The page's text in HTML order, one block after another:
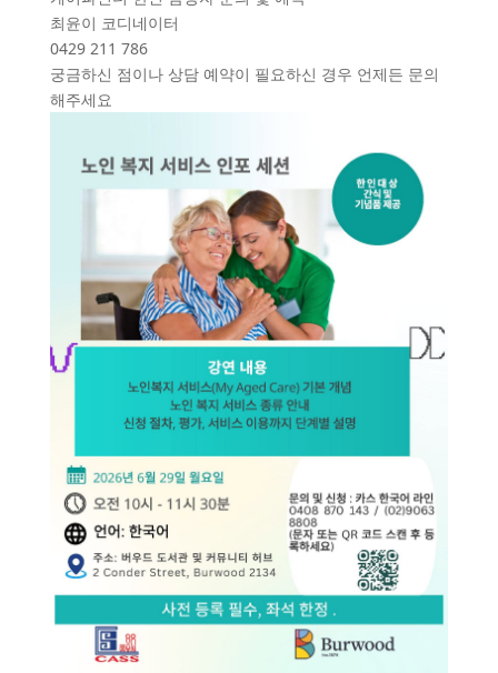
최윤이 코디네이터
0429 211 786
궁금하신 점이나 상담 예약이 필요하신 경우 언제든 문의
해주세요